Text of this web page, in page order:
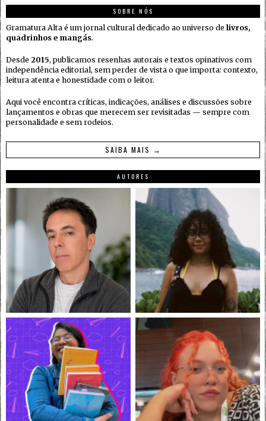
SOBRE NÓS
Gramatura Alta é um jornal cultural dedicado ao universo de livros,
quadrinhos e mangás.
Desde 2015, publicamos resenhas autorais e textos opinativos com
independência editorial, sem perder de vista o que importa: contexto,
leitura atenta e honestidade com o leitor.
Aqui você encontra críticas, indicações, análises e discussões sobre
lançamentos e obras que merecem ser revisitadas — sempre com
personalidade e sem rodeios.
SAIBA MAIS →
AUTORES